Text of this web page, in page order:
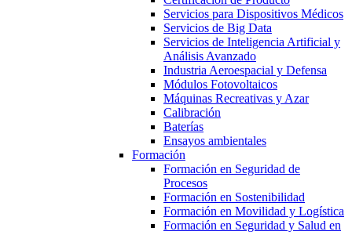
Servicios para Dispositivos Médicos
Servicios de Big Data
Servicios de Inteligencia Artificial y
Análisis Avanzado
Industria Aeroespacial y Defensa
Módulos Fotovoltaicos
Máquinas Recreativas y Azar
Calibración
Baterías
Ensayos ambientales
Formación
Formación en Seguridad de
Procesos
Formación en Sostenibilidad
Formación en Movilidad y Logística
Formación en Seguridad y Salud en